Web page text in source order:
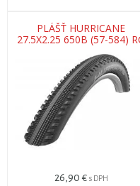
PLÁŠŤ HURRICANE
27.5X2.25 650B (57-584)
26,90 € s DPH